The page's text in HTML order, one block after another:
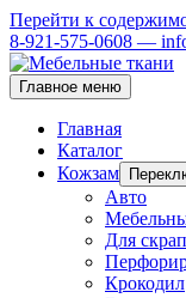
Перейти к
8-921-575-0608 —
Главное меню
Главная
Каталог
Кожзам
Авто
Для
Крокодил